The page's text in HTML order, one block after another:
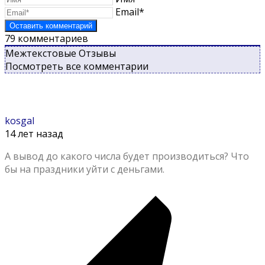
Email*
79 комментариев
Межтекстовые Отзывы
Посмотреть все комментарии
kosgal
14 лет назад
А вывод до какого числа будет производиться? Что
бы на праздники уйти с деньгами.